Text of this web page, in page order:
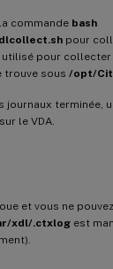
commande bash
pour
utilisé pour collecter
trouve sous /opt/
journaux terminée,
sur le VDA.
et vous ne
xdl/.ctxlog est